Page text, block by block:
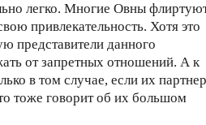
легко. Многие Овны
привлекательность. Хотя это
представители данного
от запретных отношений. А к
в том случае, если их партнер
тоже говорит об их большом